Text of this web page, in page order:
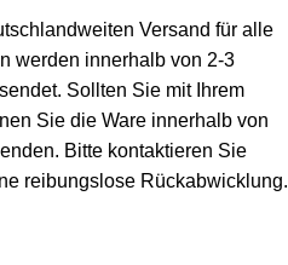
Versand für alle
werden innerhalb von 2-3
Sollten Sie mit Ihrem
Sie die Ware innerhalb von
Bitte kontaktieren Sie
reibungslose Rückabwicklung.